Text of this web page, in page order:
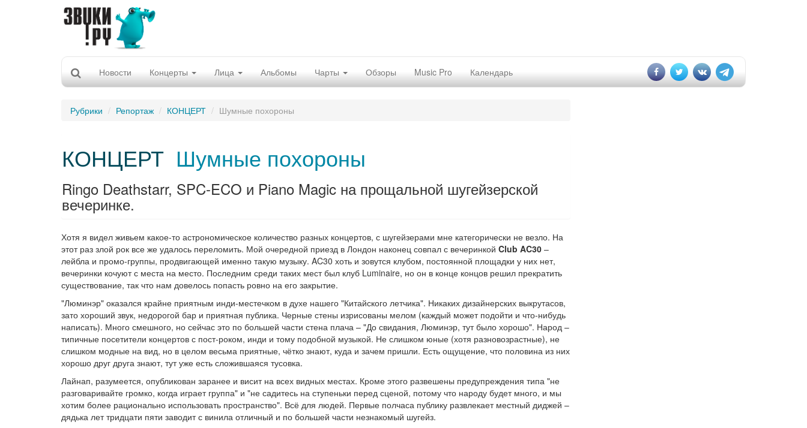
Новости Концерты Лица Альбомы Чарты Обзоры Music Pro Календарь
Рубрики Репортаж КОНЦЕРТ Шумные похороны
КОНЦЕРТ Шумные похороны
Ringo Deathstarr, SPC-ECO и Piano Magic на прощальной шугейзерской
вечеринке.
Хотя я видел живьем какое-то астрономическое количество разных концертов, с шугейзерами мне категорически не везло. На
этот раз злой рок все же удалось переломить. Мой очередной приезд в Лондон наконец совпал с вечеринкой Club AC30 –
лейбла и промо-группы, продвигающей именно такую музыку. AC30 хоть и зовутся клубом, постоянной площадки у них нет,
вечеринки кочуют с места на место. Последним среди таких мест был клуб Luminaire, но он в конце концов решил прекратить
существование, так что нам довелось попасть ровно на его закрытие.
"Люминэр" оказался крайне приятным инди-местечком в духе нашего "Китайского летчика". Никаких дизайнерских выкрутасов,
зато хороший звук, недорогой бар и приятная публика. Черные стены изрисованы мелом (каждый может подойти и что-нибудь
написать). Много смешного, но сейчас это по большей части стена плача – "До свидания, Люминэр, тут было хорошо". Народ –
типичные посетители концертов с пост-роком, инди и тому подобной музыкой. Не слишком юные (хотя разновозрастные), не
слишком модные на вид, но в целом весьма приятные, чётко знают, куда и зачем пришли. Есть ощущение, что половина из них
хорошо друг друга знают, тут уже есть сложившаяся тусовка.
Лайнап, разумеется, опубликован заранее и висит на всех видных местах. Кроме этого развешены предупреждения типа "не
разговаривайте громко, когда играет группа" и "не садитесь на ступеньки перед сценой, потому что народу будет много, и мы
хотим более рационально использовать пространство". Всё для людей. Первые полчаса публику развлекает местный диджей –
дядька лет тридцати пяти заводит с винила отличный и по большей части незнакомый шугейз.